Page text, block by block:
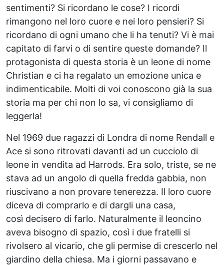
sentimenti? Si ricordano le cose? I ricordi
rimangono nel loro cuore e nei loro pensieri? Si
ricordano di ogni umano che li ha tenuti? Vi è mai
capitato di farvi o di sentire queste domande? Il
protagonista di questa storia è un leone di nome
Christian e ci ha regalato un emozione unica e
indimenticabile. Molti di voi conoscono già la sua
storia ma per chi non lo sa, vi consigliamo di
leggerla!
Nel 1969 due ragazzi di Londra di nome Rendall e
Ace si sono ritrovati davanti ad un cucciolo di
leone in vendita ad Harrods. Era solo, triste, se ne
stava ad un angolo di quella fredda gabbia, non
riuscivano a non provare tenerezza. Il loro cuore
diceva di comprarlo e di dargli una casa,
così decisero di farlo. Naturalmente il leoncino
aveva bisogno di spazio, così i due fratelli si
rivolsero al vicario, che gli permise di crescerlo nel
giardino della chiesa. Ma i giorni passavano e